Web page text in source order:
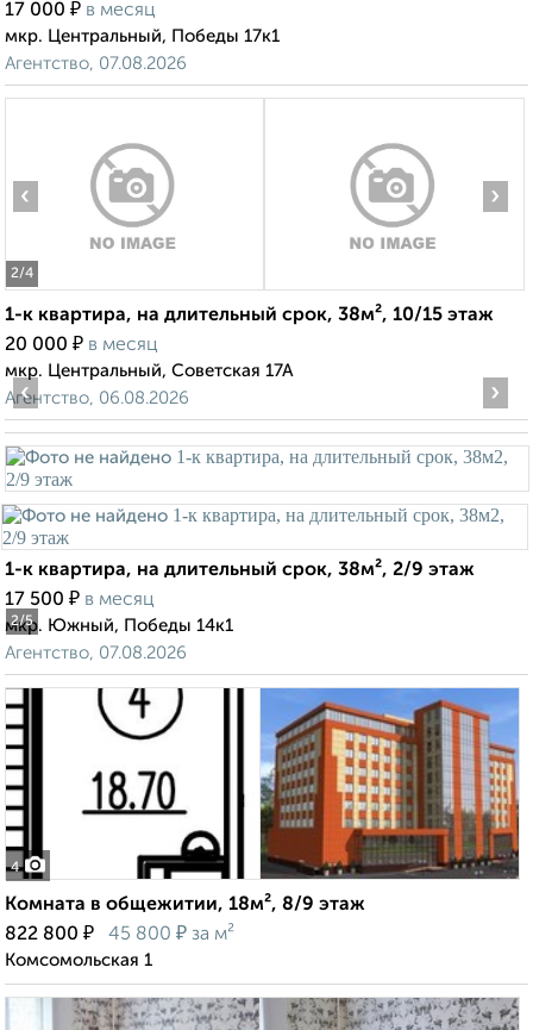
17 000 ₽ в месяц
мкр. Центральный, Победы 17к1
Агентство, 07.08.2026
2/4
‹ ›
1-к квартира, на длительный срок, 38м², 10/15 этаж
20 000 ₽ в месяц
мкр. Центральный, Советская 17А
Агентство, 06.08.2026
2/5
‹ ›
1-к квартира, на длительный срок, 38м², 2/9 этаж
17 500 ₽ в месяц
мкр. Южный, Победы 14к1
Агентство, 07.08.2026
4
Комната в общежитии, 18м², 8/9 этаж
822 800 ₽ 45 800 ₽ за м²
Комсомольская 1